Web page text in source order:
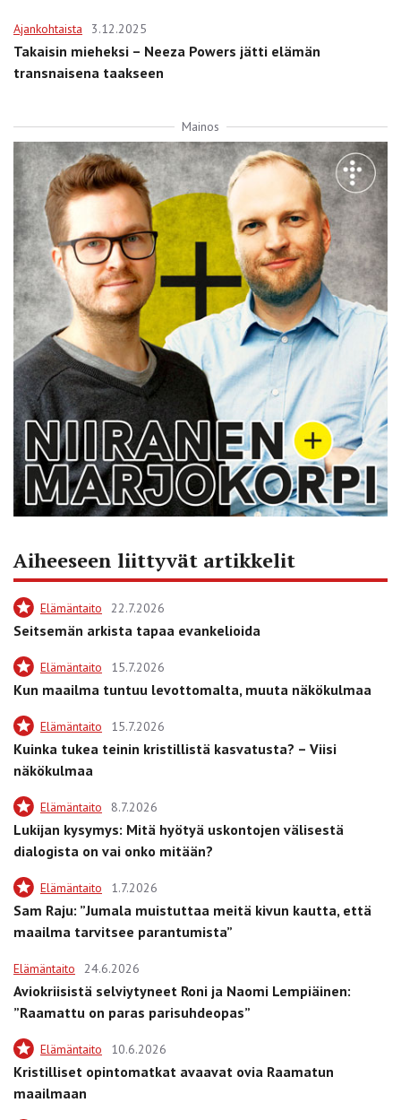
Ajankohtaista 3.12.2025
Takaisin mieheksi – Neeza Powers jätti elämän
transnaisena taakseen
Mainos
Aiheeseen liittyvät artikkelit
Elämäntaito 22.7.2026
Seitsemän arkista tapaa evankelioida
Elämäntaito 15.7.2026
Kun maailma tuntuu levottomalta, muuta näkökulmaa
Elämäntaito 15.7.2026
Kuinka tukea teinin kristillistä kasvatusta? – Viisi
näkökulmaa
Elämäntaito 8.7.2026
Lukijan kysymys: Mitä hyötyä uskontojen välisestä
dialogista on vai onko mitään?
Elämäntaito 1.7.2026
Sam Raju: ”Jumala muistuttaa meitä kivun kautta, että
maailma tarvitsee parantumista”
Elämäntaito 24.6.2026
Aviokriisistä selviytyneet Roni ja Naomi Lempiäinen:
”Raamattu on paras parisuhdeopas”
Elämäntaito 10.6.2026
Kristilliset opintomatkat avaavat ovia Raamatun
maailmaan